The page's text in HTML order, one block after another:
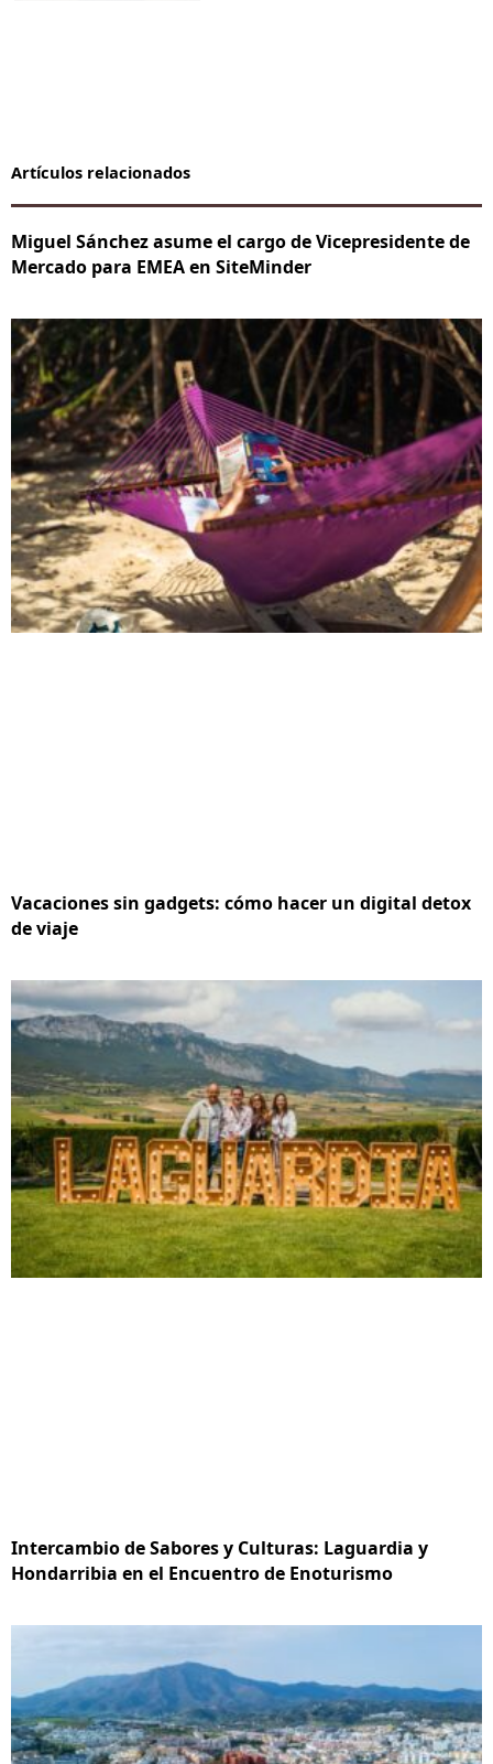
Artículos relacionados
Miguel Sánchez asume el cargo de Vicepresidente de
Mercado para EMEA en SiteMinder
Vacaciones sin gadgets: cómo hacer un digital detox
de viaje
Intercambio de Sabores y Culturas: Laguardia y
Hondarribia en el Encuentro de Enoturismo